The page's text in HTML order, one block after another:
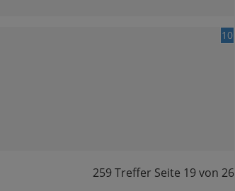
10
259 Treffer Seite 19von 26